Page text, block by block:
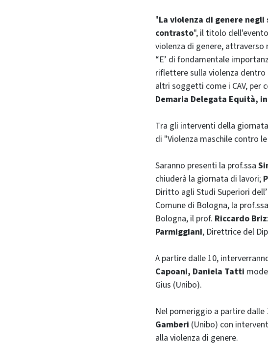
"La violenza di genere
contrasto", il titolo
violenza di genere,
“E’ di fondamentale
riflettere sulla violenza
altri soggetti come i CAV, per
Demaria Delegata Equità,
Tra gli interventi della
di "Violenza maschile contro
Saranno presenti la prof.ssa
chiuderà la giornata di lavori;
Diritto agli Studi Superiori
Comune di Bologna, la prof.ssa
Bologna, il prof. Riccardo
Parmiggiani, Direttrice del
A partire dalle 10,
Capoani, Daniela Tatti
Gius (Unibo).
Nel pomeriggio a partire dalle
Gamberi (Unibo) con
alla violenza di genere.